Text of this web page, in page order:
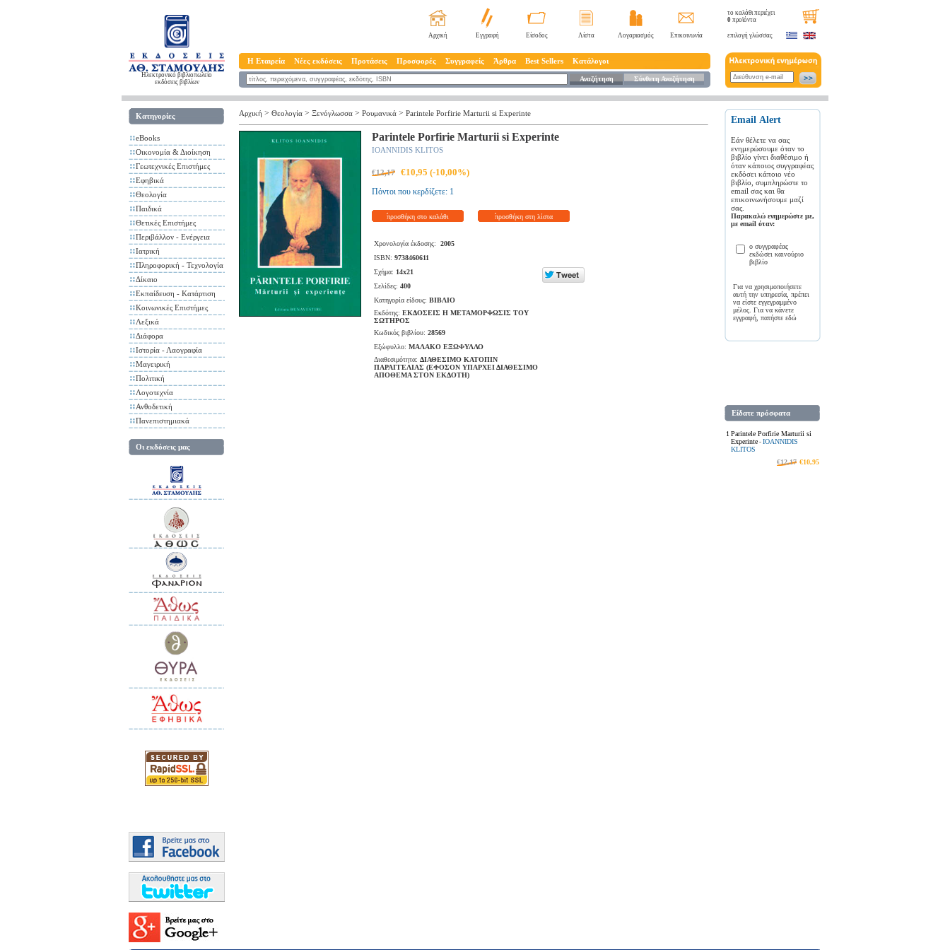
Ηλεκτρονικό βιβλιοπωλείο
εκδόσεις βιβλίων
Αρχική Εγγραφή Είσοδος Λίστα Λογαριασμός Επικοινωνία
Η Εταιρεία Νέες εκδόσεις Προτάσεις Προσφορές Συγγραφείς Άρθρα Best Sellers Κατάλογοι
Αναζήτηση Σύνθετη Αναζήτηση
το καλάθι περιέχει
0 προϊόντα
επιλογή γλώσσας
Κατηγορίες
eBooks
Οικονομία & Διοίκηση
Γεωτεχνικές Επιστήμες
Εφηβικά
Θεολογία
Παιδικά
Θετικές Επιστήμες
Περιβάλλον - Ενέργεια
Ιατρική
Πληροφορική - Τεχνολογία
Δίκαιο
Εκπαίδευση - Κατάρτιση
Κοινωνικές Επιστήμες
Λεξικά
Διάφορα
Ιστορία - Λαογραφία
Μαγειρική
Πολιτική
Λογοτεχνία
Ανθοδετική
Πανεπιστημιακά
Οι εκδόσεις μας
Αρχική > Θεολογία > Ξενόγλωσσα > Ρουμανικά > Parintele Porfirie Marturii si Experinte
Parintele Porfirie Marturii si Experinte
IOANNIDIS KLITOS
€12,17 €10,95 (-10,00%)
Πόντοι που κερδίζετε: 1
προσθήκη στο καλάθι προσθήκη στη λίστα
Χρονολογία έκδοσης:
2005
ISBN: 9738460611
Σχήμα: 14x21
Σελίδες: 400
Κατηγορία είδους: ΒΙΒΛΙΟ
Εκδότης: ΕΚΔΟΣΕΙΣ Η ΜΕΤΑΜΟΡΦΩΣΙΣ ΤΟΥ
ΣΩΤΗΡΟΣ
Κωδικός βιβλίου: 28569
Εξώφυλλο: ΜΑΛΑΚΟ ΕΞΩΦΥΛΛΟ
Διαθεσιμότητα: ΔΙΑΘΕΣΙΜΟ ΚΑΤΟΠΙΝ
ΠΑΡΑΓΓΕΛΙΑΣ (ΕΦΟΣΟΝ ΥΠΑΡΧΕΙ ΔΙΑΘΕΣΙΜΟ
ΑΠΟΘΕΜΑ ΣΤΟΝ ΕΚΔΟΤΗ)
Εmail Αlert
Εάν θέλετε να σας
ενημερώσουμε όταν το
βιβλίο γίνει διαθέσιμο ή
όταν κάποιος συγγραφέας
εκδόσει κάποιο νέο
βιβλίο, συμπληρώστε το
email σας και θα
επικοινωνήσουμε μαζί
σας.
Παρακαλώ ενημερώστε με,
με email όταν:
ο συγγραφέας
εκδώσει καινούριο
βιβλίο
Για να χρησιμοποιήσετε
αυτή την υπηρεσία, πρέπει
να είστε εγγεγραμμένο
μέλος. Για να κάνετε
εγγραφή, πατήστε εδώ
Είδατε πρόσφατα
1 Parintele Porfirie Marturii si
Experinte - IOANNIDIS
KLITOS
€12,17 €10,95